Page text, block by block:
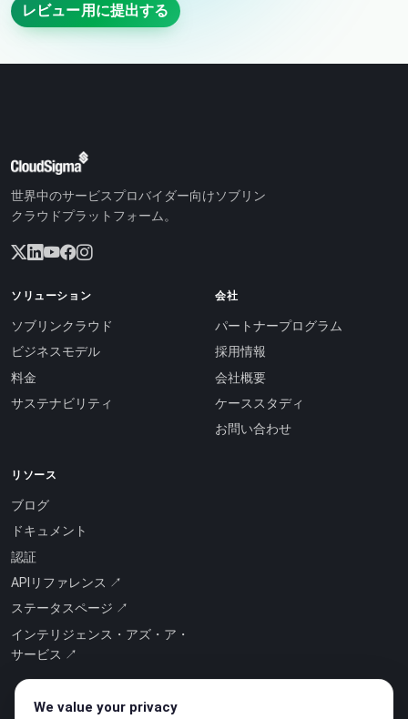
レビュー用に提出する
世界中のサービスプロバイダー向けソブリン
クラウドプラットフォーム。
ソリューション
ソブリンクラウド
ビジネスモデル
料金
サステナビリティ
会社
パートナープログラム
採用情報
会社概要
ケーススタディ
お問い合わせ
リソース
ブログ
ドキュメント
認証
APIリファレンス ↗
ステータスページ ↗
インテリジェンス・アズ・ア・
サービス ↗
We value your privacy